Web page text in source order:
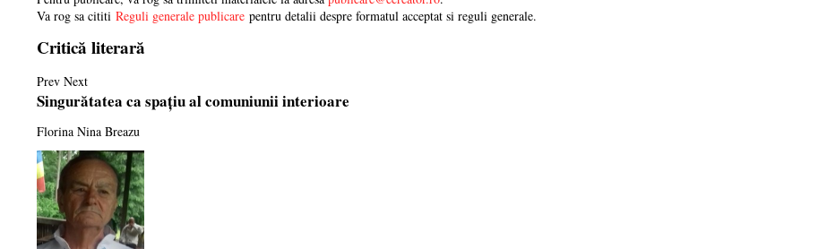
Va rog sa cititi Reguli generale publicare pentru detalii despre formatul acceptat si reguli generale.
Critică literară
Prev Next
Singurătatea ca spațiu al comuniunii interioare
Florina Nina Breazu